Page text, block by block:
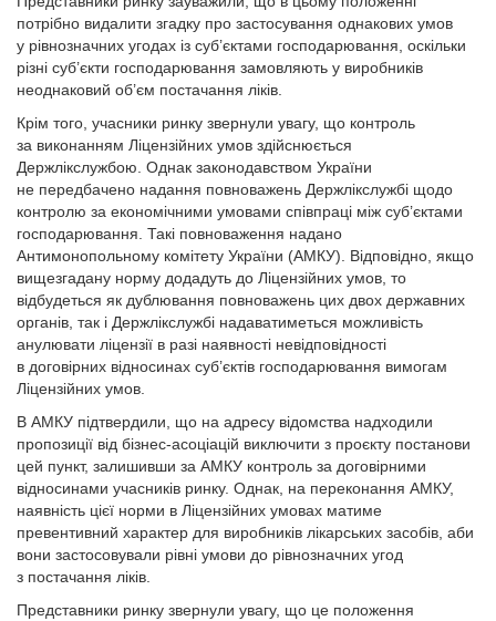
потрібно видалити згадку про застосування однакових умов
у рівнозначних угодах із суб’єктами господарювання, оскільки
різні суб’єкти господарювання замовляють у виробників
неоднаковий об’єм постачання ліків.
Крім того, учасники ринку звернули увагу, що конт­роль
за виконанням Ліцензійних умов здійснюється
Держлікслужбою. Однак законодавством України
не передбачено надання повноважень Держлікслужбі щодо
контролю за економічними умовами співпраці між суб’єктами
господарювання. Такі повноваження надано
Антимонопольному комітету України (АМКУ). Відповідно, якщо
вищезгадану норму додадуть до Ліцензійних умов, то
відбудеться як дублювання повноважень цих двох державних
органів, так і Держлікслужбі надаватиметься можливість
анулювати ліцензії в разі наявності невідповідності
в договірних відносинах суб’єктів господарювання вимогам
Ліцензійних умов.
В АМКУ підтвердили, що на адресу відомства надходили
пропозиції від бізнес-асоціацій виключити з проєкту постанови
цей пункт, залишивши за АМКУ контроль за договірними
відносинами учасників ринку. Однак, на переконання АМКУ,
наявність цієї норми в Ліцензійних умовах матиме
превентивний характер для виробників лікарських засобів, аби
вони застосовували рівні умови до рівнозначних угод
з постачання ліків.
Представники ринку звернули увагу, що це положення